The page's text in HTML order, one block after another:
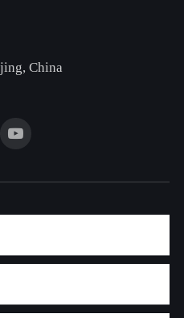
China